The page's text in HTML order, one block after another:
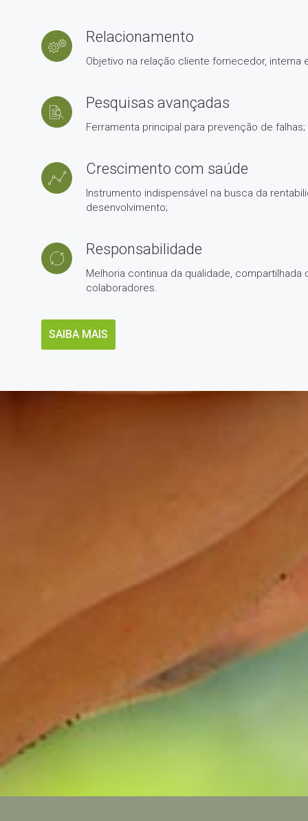
Relacionamento
Objetivo na relação cliente fornecedor, interna
Pesquisas avançadas
Ferramenta principal para prevenção de falhas;
Crescimento com saúde
Instrumento indispensável na busca da
desenvolvimento;
Responsabilidade
Melhoria continua da qualidade,
colaboradores.
SAIBA MAIS